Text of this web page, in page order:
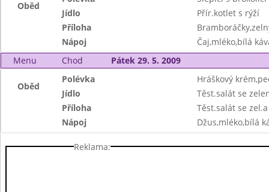
Oběd
Jídlo
Přír.kotlet s rýží
Příloha
Nápoj
Čaj,mléko,bílá
Menu
Chod Pátek 29. 5. 2009
Oběd
Polévka
Hráškový
Jídlo
Těst.salát se
Příloha
Těst.salát se
Nápoj
Džus,mléko,bílá
Reklama: